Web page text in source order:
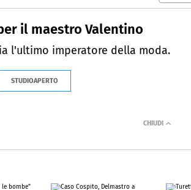
il maestro Valentino
l'ultimo imperatore della moda.
STUDIOAPERTO